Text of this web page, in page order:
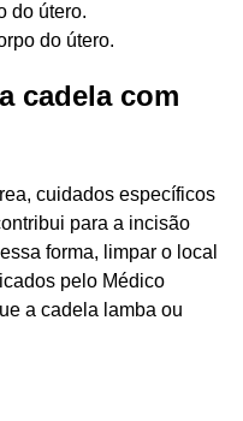
do útero.
do útero.
cadela com
cuidados específicos
para a incisão
forma, limpar o local
pelo Médico
a cadela lamba ou